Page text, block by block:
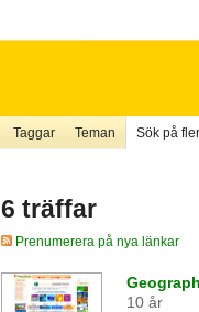
Taggar Teman Sök på
6 träffar
Prenumerera på nya länkar
10 år